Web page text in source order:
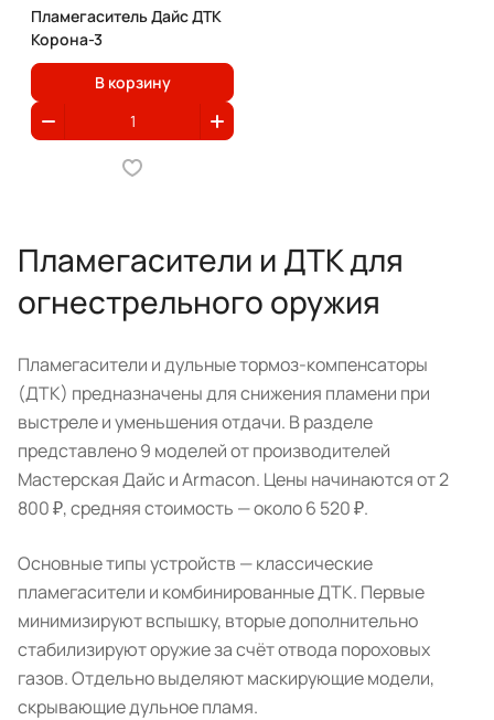
Пламегаситель Дайс ДТК
Корона-3
В корзину
Пламегасители и ДТК для
огнестрельного оружия
Пламегасители и дульные тормоз-компенсаторы
(ДТК) предназначены для снижения пламени при
выстреле и уменьшения отдачи. В разделе
представлено 9 моделей от производителей
Мастерская Дайс и Armacon. Цены начинаются от 2
800 ₽, средняя стоимость — около 6 520 ₽.
Основные типы устройств — классические
пламегасители и комбинированные ДТК. Первые
минимизируют вспышку, вторые дополнительно
стабилизируют оружие за счёт отвода пороховых
газов. Отдельно выделяют маскирующие модели,
скрывающие дульное пламя.